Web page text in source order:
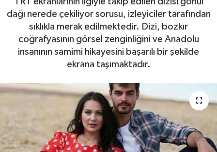
dağı nerede çekiliyor sorusu, izleyiciler tarafından
sıklıkla merak edilmektedir. Dizi, bozkır
coğrafyasının görsel zenginliğini ve Anadolu
insanının samimi hikayesini başarılı bir şekilde
ekrana taşımaktadır.